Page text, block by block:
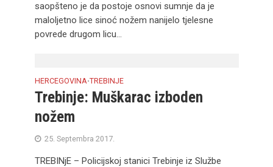
saopšteno je da postoje osnovi sumnje da je
maloljetno lice sinoć nožem nanijelo tjelesne
povrede drugom licu...
HERCEGOVINA•TREBINJE
Trebinje: Muškarac izboden
nožem
25. Septembra 2017.
TREBINjE – Policijskoj stanici Trebinje iz Službe